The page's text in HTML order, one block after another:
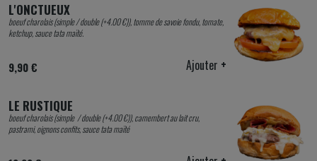
L'ONCTUEUX
boeuf charolais (simple / double (+4.00 €)), tomme de savoie fondu, tomate,
ketchup, sauce tata maïté.
9,90 € Ajouter +
LE RUSTIQUE
boeuf charolais (simple / double (+4.00 €)), camembert au lait cru,
pastrami, oignons confits, sauce tata maïté